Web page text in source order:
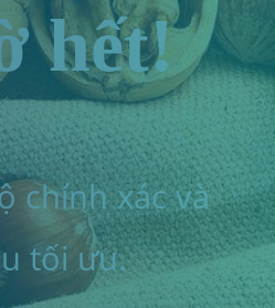
hết!
chính xác và
tối ưu.